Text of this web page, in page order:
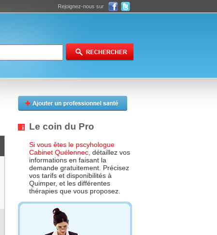
Rejoignez-nous sur
Le coin du Pro
Si vous êtes le pscyhologue
Cabinet Quélennec, détaillez vos
informations en faisant la
demande gratuitement. Précisez
vos tarifs et disponibilités à
Quimper, et les différentes
thérapies que vous proposez.